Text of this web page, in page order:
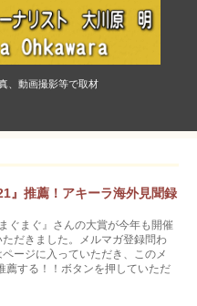
、動画撮影等で取材
』推薦！アキーラ海外見聞録
ぐまぐ』さんの大賞が今年も開催
だきました。メルマガ登録問わ
ージに入っていただき、このメ
薦する！！ボタンを押していただ